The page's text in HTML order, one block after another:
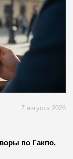
7 августа 2026
по Гакпо,